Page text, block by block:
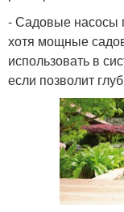
- Садовые насосы
хотя мощные
использовать в
если позволит